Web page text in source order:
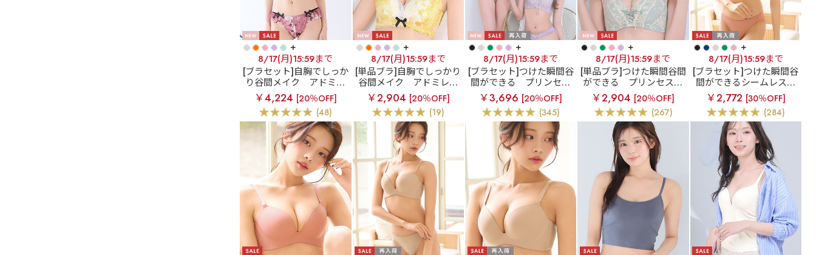
+
8/17(月)15:59まで
[ブラセット]自胸でしっか
り谷間メイク
アドミレ
フラワー カシュクールレ
ース脇高ブラ(R) ブラジャ
ー&ショーツ
￥4,224 [20％OFF]
(48)
+
8/17(月)15:59まで
[単品ブラ]自胸でしっかり
谷間メイク
アドミレフ
ラワー カシュクールレー
ス脇高ブラ(R) 単品ブラジ
ャー
￥2,904 [20％OFF]
(19)
+
8/17(月)15:59まで
[ブラセット]つけた瞬間谷
間ができる
プリンセス
バスト 超盛ブラ(R) ブラ
ジャー&ショーツ
￥3,696 [20％OFF]
(345)
+
8/17(月)15:59まで
[単品ブラ]つけた瞬間谷間
ができる
プリンセスバ
スト 超盛ブラ(R) 単品ブ
ラジャー
￥2,904 [20％OFF]
(267)
+
8/17(月)15:59まで
[ブラセット]つけた瞬間谷
間ができるシームレスブ
超盛ブラ(R) シームレ
ス ブラジャー&ショーツ
￥2,772 [30％OFF]
(284)